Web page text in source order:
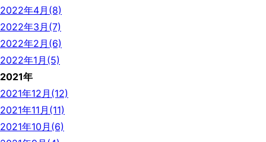
2022年4月(8)
2022年3月(7)
2022年2月(6)
2022年1月(5)
2021年
2021年12月(12)
2021年11月(11)
2021年10月(6)